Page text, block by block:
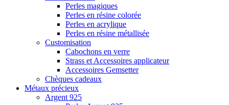
Perles magiques
Perles en résine colorée
Perles en acrylique
Perles en résine métallisée
Customisation
Cabochons en verre
Strass et Accessoires applicateur
Accessoires Gemsetter
Chèques cadeaux
Métaux précieux
Argent 925